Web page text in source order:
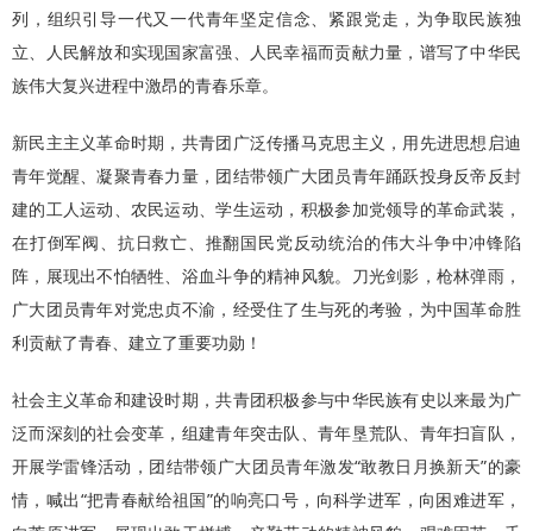
列，组织引导一代又一代青年坚定信念、紧跟党走，为争取民族独
立、人民解放和实现国家富强、人民幸福而贡献力量，谱写了中华民
族伟大复兴进程中激昂的青春乐章。
新民主主义革命时期，共青团广泛传播马克思主义，用先进思想启迪
青年觉醒、凝聚青春力量，团结带领广大团员青年踊跃投身反帝反封
建的工人运动、农民运动、学生运动，积极参加党领导的革命武装，
在打倒军阀、抗日救亡、推翻国民党反动统治的伟大斗争中冲锋陷
阵，展现出不怕牺牲、浴血斗争的精神风貌。刀光剑影，枪林弹雨，
广大团员青年对党忠贞不渝，经受住了生与死的考验，为中国革命胜
利贡献了青春、建立了重要功勋！
社会主义革命和建设时期，共青团积极参与中华民族有史以来最为广
泛而深刻的社会变革，组建青年突击队、青年垦荒队、青年扫盲队，
开展学雷锋活动，团结带领广大团员青年激发“敢教日月换新天”的豪
情，喊出“把青春献给祖国”的响亮口号，向科学进军，向困难进军，